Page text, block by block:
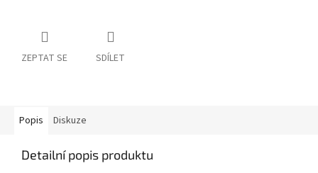
ZEPTAT SE SDÍLET
Popis Diskuze
Detailní popis produktu